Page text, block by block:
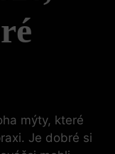
mýty, které
Je dobré si